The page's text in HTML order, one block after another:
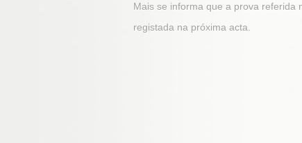
Mais se informa que a prova referida
registada na próxima acta.